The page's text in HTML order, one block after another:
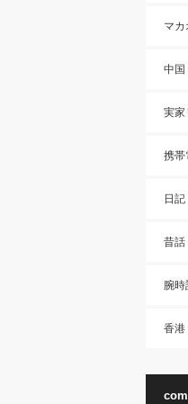
マカ
中国
実家
携帯
日記
昔話
腕時
香港